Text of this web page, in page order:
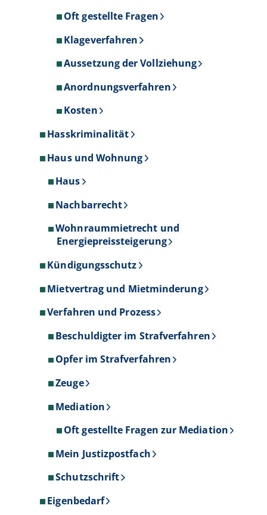
Oft gestellte Fragen
Klageverfahren
Aussetzung der Vollziehung
Anordnungsverfahren
Kosten
Hasskriminalität
Haus und Wohnung
Haus
Nachbarrecht
Wohnraummietrecht und
Energiepreissteigerung
Kündigungsschutz
Mietvertrag und Mietminderung
Verfahren und Prozess
Beschuldigter im Strafverfahren
Opfer im Strafverfahren
Zeuge
Mediation
Oft gestellte Fragen zur Mediation
Mein Justizpostfach
Schutzschrift
Eigenbedarf